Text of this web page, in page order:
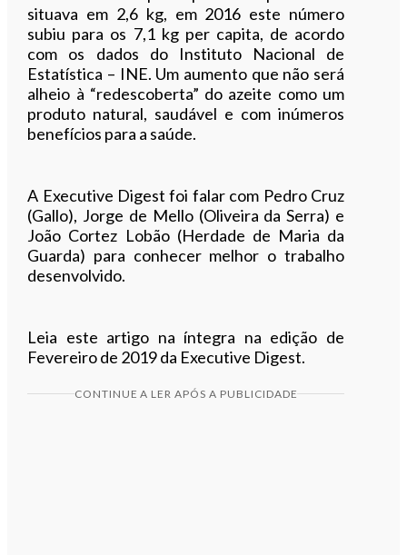
situava em 2,6 kg, em 2016 este número
subiu para os 7,1 kg per capita, de acordo
com os dados do Instituto Nacional de
Estatística – INE. Um aumento que não será
alheio à “redescoberta” do azeite como um
produto natural, saudável e com inúmeros
benefícios para a saúde.
A Executive Digest foi falar com Pedro Cruz
(Gallo), Jorge de Mello (Oliveira da Serra) e
João Cortez Lobão (Herdade de Maria da
Guarda) para conhecer melhor o trabalho
desenvolvido.
Leia este artigo na íntegra na edição de
Fevereiro de 2019 da Executive Digest.
CONTINUE A LER APÓS A PUBLICIDADE